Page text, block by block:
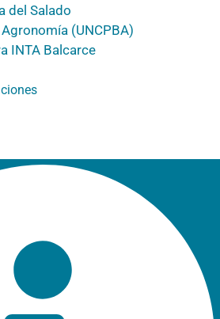
del Salado
(UNCPBA)
INTA Balcarce